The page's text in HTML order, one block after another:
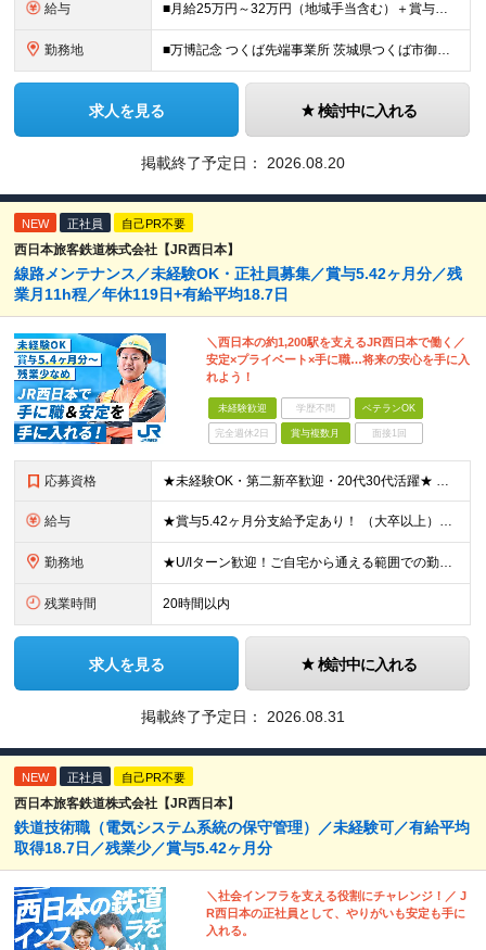
給与 ■月給25万円～32万円（地域手当含む）＋賞与年2回（5カ月分※昨年度実績）＋各種手当 ※上記月給には月1万9075円以上の地域手当を含みます ※上記月給に残業代は含みません、残業代は別途全額支給い
勤務地 ■万博記念 つくば先端事業所 茨城県つくば市御幸が丘18 ※U・Iターン歓迎
求人を見る 検討中に入れる
掲載終了予定日： 2026.08.20
NEW 正社員 自己PR不要
西日本旅客鉄道株式会社【JR西日本】
線路メンテナンス／未経験OK・正社員募集／賞与5.42ヶ月分／残
業月11h程／年休119日+有給平均18.7日
＼西日本の約1,200駅を支えるJR西日本で働く／
安定×プライベート×手に職…将来の安心を手に入
れよう！
未経験歓迎 学歴不問 ベテランOK
完全週休2日 賞与複数月 面接1回
応募資格 ★未経験OK・第二新卒歓迎・20代30代活躍★ ☆高卒以上 ☆社会人経験（就労経験）がある方 業界・ポジション・年数は不問です！ 「誰もが知る大手企業で働きたい」 「1人より、チームで仕事がした
給与 ★賞与5.42ヶ月分支給予定あり！ （大卒以上）月給24万1,692円～39万5,780円＋各種手当＋賞与2回 （高卒以上）月給22万2,662円～39万5,780円＋各種手当＋賞与2回 ※上記は2
勤務地 ★U/Iターン歓迎！ご自宅から通える範囲での勤務となります ★JR西日本本社（大阪市北区）または、当社事業エリア内（北陸から北九州まで）の各支社で勤務 ※関西に本社あり※ 〈近畿エリア〉 三重県（
残業時間 20時間以内
求人を見る 検討中に入れる
掲載終了予定日： 2026.08.31
NEW 正社員 自己PR不要
西日本旅客鉄道株式会社【JR西日本】
鉄道技術職（電気システム系統の保守管理）／未経験可／有給平均
取得18.7日／残業少／賞与5.42ヶ月分
＼社会インフラを支える役割にチャレンジ！／ J
R西日本の正社員として、やりがいも安定も手に
入れる。